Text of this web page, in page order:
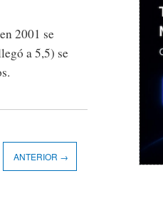
2001 se
a 5,5) se
ANTERIOR →